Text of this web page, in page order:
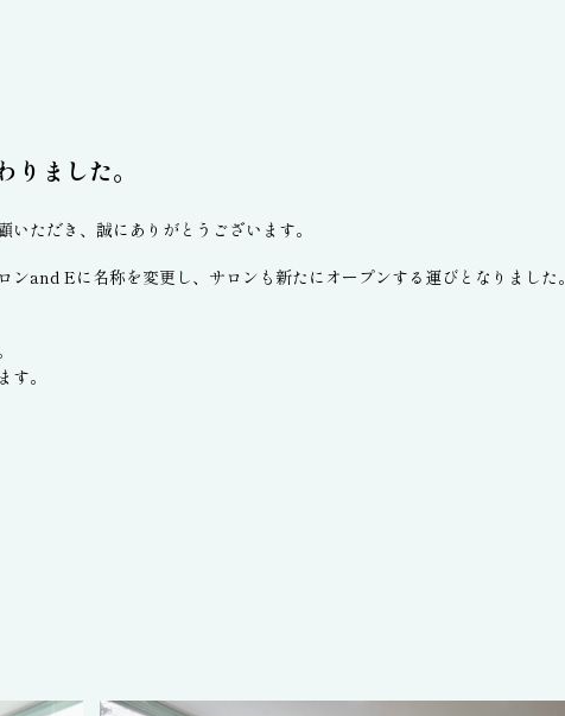
ました。
ただき、誠にありがとうございます。
and Eに名称を変更し、サロンも新たにオープンする運びとなりました。
。